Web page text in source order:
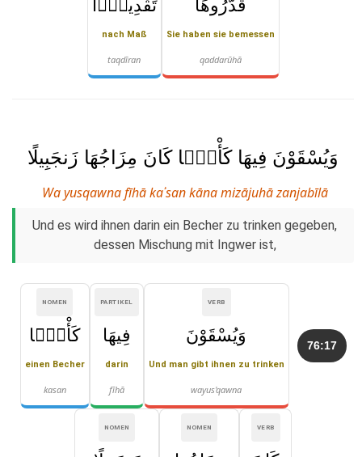
قَدَّرُوهَا
Sie haben sie bemessen
qaddarūhā
تَقْدِيرًۭا
nach Maß
taqdīran
وَيُسْقَوْنَ فِيهَا كَأْسًۭا كَانَ مِزَاجُهَا زَنجَبِيلًا
Wa yusqawna fīhā kaʾsan kāna mizājuhā zanjabīlā
Und es wird ihnen darin ein Becher zu trinken gegeben,
dessen Mischung mit Ingwer ist,
76:17
VERB
وَيُسْقَوْنَ
Und man gibt ihnen zu trinken
wayus'qawna
PARTIKEL
فِيهَا
darin
fīhā
NOMEN
كَأْسًۭا
einen Becher
kasan
VERB
NOMEN
NOMEN